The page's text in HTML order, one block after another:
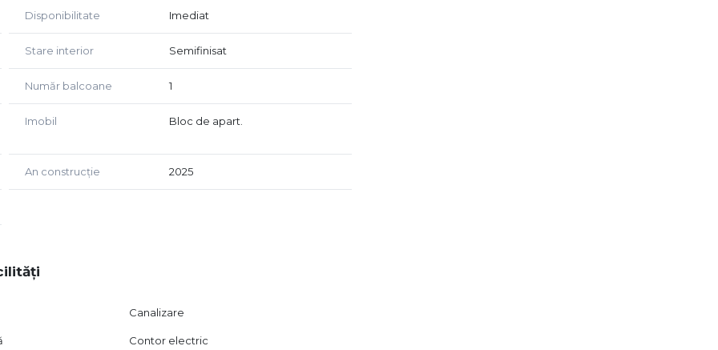
Disponibilitate Imediat
Stare interior Semifinisat
Număr balcoane 1
Imobil Bloc de apart.
An construcție 2025
Canalizare
Contor electric